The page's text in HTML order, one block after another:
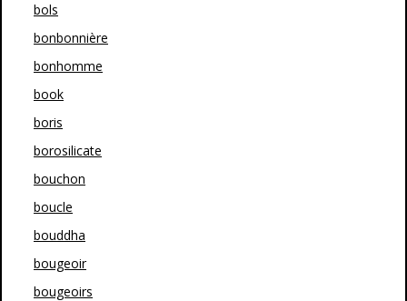
bols
bonbonnière
bonhomme
book
boris
borosilicate
bouchon
boucle
bouddha
bougeoir
bougeoirs